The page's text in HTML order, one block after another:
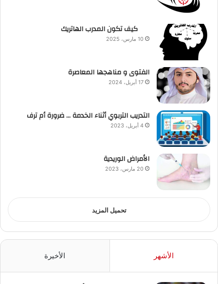
كيف تكون المدرب الهاتريك
10 مارس، 2025
الفتوى و مناهجها المعاصرة
17 أبريل، 2024
التدريب التربوي أثناء الخدمة … ضرورة أم ترف
4 أبريل، 2023
الأمراض الوريدية
20 مارس، 2023
تحميل المزيد
الأشهر الأخيرة